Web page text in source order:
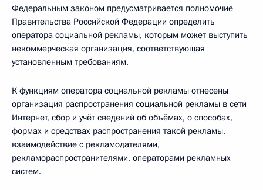
Федеральным законом предусматривается полномочие
Правительства Российской Федерации определить
оператора социальной рекламы, которым может выступить
некоммерческая организация, соответствующая
установленным требованиям.
К функциям оператора социальной рекламы отнесены
организация распространения социальной рекламы в сети
Интернет, сбор и учёт сведений об объёмах, о способах,
формах и средствах распространения такой рекламы,
взаимодействие с рекламодателями,
рекламораспространителями, операторами рекламных
систем.